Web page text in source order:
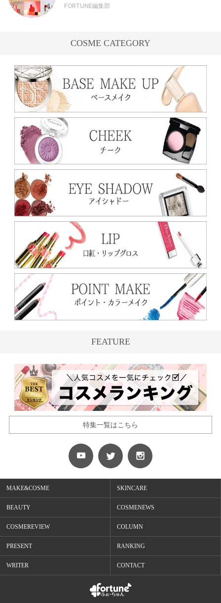
FORTUNE編集部
COSME CATEGORY
FEATURE
特集一覧はこちら
MAKE&COSME SKINCARE
BEAUTY COSMENEWS
COSMEREVIEW COLUMN
PRESENT RANKING
WRITER CONTACT